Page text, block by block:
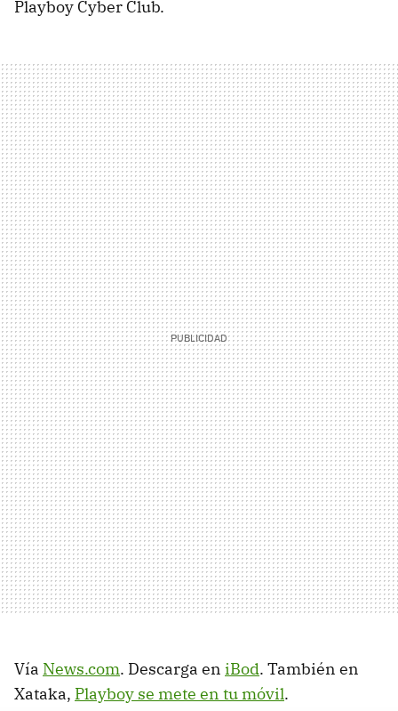
Playboy Cyber Club.
Vía News.com. Descarga en iBod. También en
Xataka, Playboy se mete en tu móvil.